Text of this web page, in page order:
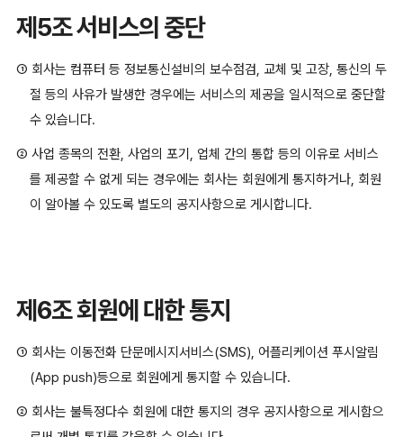
제5조 서비스의 중단
① 회사는 컴퓨터 등 정보통신설비의 보수점검, 교체 및 고장, 통신의 두
절 등의 사유가 발생한 경우에는 서비스의 제공을 일시적으로 중단할
수 있습니다.
② 사업 종목의 전환, 사업의 포기, 업체 간의 통합 등의 이유로 서비스
를 제공할 수 없게 되는 경우에는 회사는 회원에게 통지하거나, 회원
이 알아볼 수 있도록 별도의 공지사항으로 게시합니다.
제6조 회원에 대한 통지
① 회사는 이동전화 단문메시지서비스(SMS), 어플리케이션 푸시알림
(App push)등으로 회원에게 통지할 수 있습니다.
② 회사는 불특정다수 회원에 대한 통지의 경우 공지사항으로 게시함으